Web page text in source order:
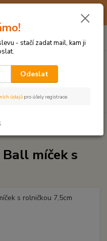
☀️ OBJEDNÁVKY
Hledat
za0 Kč
míček s
- stačí zadat mail, kam ji
Odeslat
údajů pro účely registrace.